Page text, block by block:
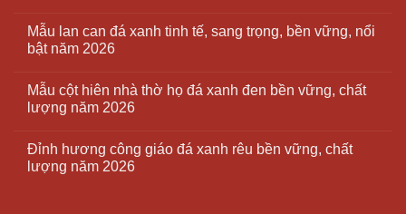
Mẫu lan can đá xanh tinh tế, sang trọng, bền vững, nổi
bật năm 2026
Mẫu cột hiên nhà thờ họ đá xanh đen bền vững, chất
lượng năm 2026
Đỉnh hương công giáo đá xanh rêu bền vững, chất
lượng năm 2026